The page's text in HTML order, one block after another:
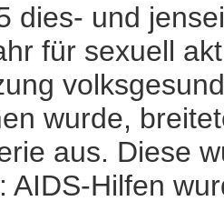
dies- und
für sexuell
wurde,
aus. Diese
AIDS-Hilfen